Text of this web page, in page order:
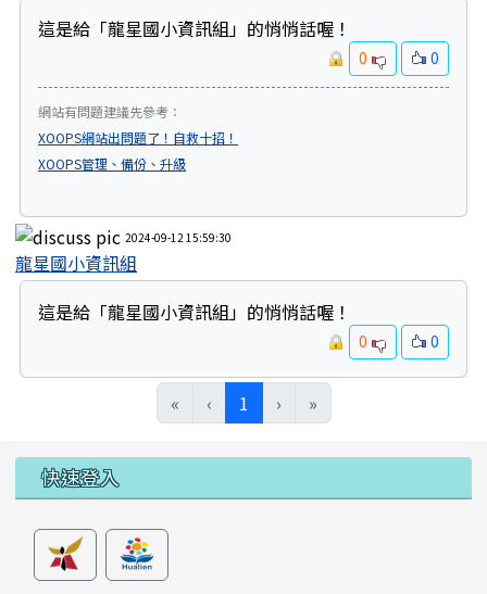
這是給「龍星國小資訊組」的悄悄話喔！
0 0
網站有問題建議先參考：
XOOPS網站出問題了！自救十招！
XOOPS管理、備份、升級
2024-09-12 15:59:30
龍星國小資訊組
這是給「龍星國小資訊組」的悄悄話喔！
0 0
« ‹ 1 (目前頁次)
› »
左邊區域內容
快速登入